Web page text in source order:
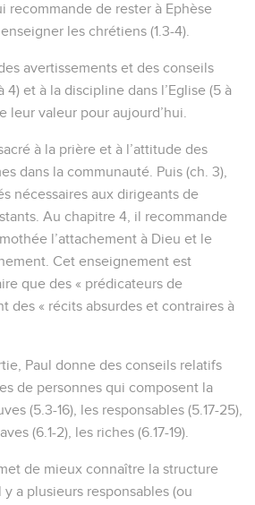
recommande de rester à Ephèse
les chrétiens (1.3-4).
avertissements et des conseils
4) et à la discipline dans l’Eglise (5 à
leur valeur pour aujourd’hui.
à la prière et à l’attitude des
dans la communauté. Puis (ch. 3),
nécessaires aux dirigeants de
Au chapitre 4, il recommande
l’attachement à Dieu et le
Cet enseignement est
que des « prédicateurs de
des « récits absurdes et contraires à
Paul donne des conseils relatifs
de personnes qui composent la
(5.3-16), les responsables (5.17-25),
(6.1-2), les riches (6.17-19).
de mieux connaître la structure
y a plusieurs responsables (ou